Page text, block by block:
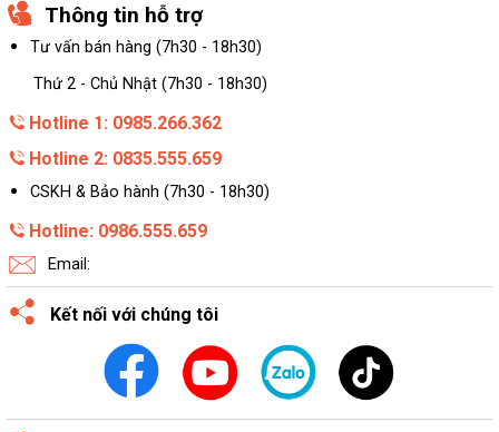
Thông tin hỗ trợ
Tư vấn bán hàng (7h30 - 18h30)
Thứ 2 - Chủ Nhật (7h30 - 18h30)
Hotline 1: 0985.266.362
Hotline 2: 0835.555.659
CSKH & Bảo hành (7h30 - 18h30)
Hotline: 0986.555.659
Email:
Kết nối với chúng tôi